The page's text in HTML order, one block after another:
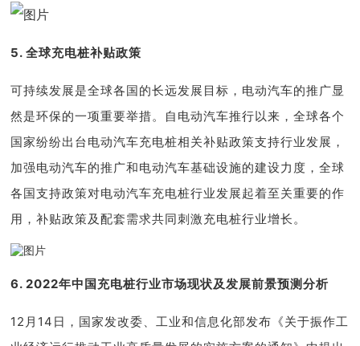
5. 全球充电桩补贴政策
可持续发展是全球各国的长远发展目标，电动汽车的推广显
然是环保的一项重要举措。自电动汽车推行以来，全球各个
国家纷纷出台电动汽车充电桩相关补贴政策支持行业发展，
加强电动汽车的推广和电动汽车基础设施的建设力度，全球
各国支持政策对电动汽车充电桩行业发展起着至关重要的作
用，补贴政策及配套需求共同刺激充电桩行业增长。
6. 2022年中国充电桩行业市场现状及发展前景预测分析
12月14日，国家发改委、工业和信息化部发布《关于振作工